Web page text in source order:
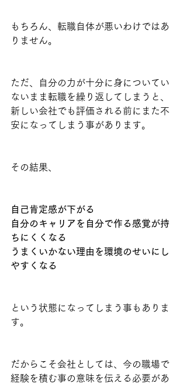
もちろん、転職自体が悪いわけではあ
りません。
ただ、自分の力が十分に身についてい
ないまま転職を繰り返してしまうと、
新しい会社でも評価される前にまた不
安になってしまう事があります。
その結果、
自己肯定感が下がる
自分のキャリアを自分で作る感覚が持
ちにくくなる
うまくいかない理由を環境のせいにし
やすくなる
という状態になってしまう事もありま
す。
だからこそ会社としては、今の職場で
経験を積む事の意味を伝える必要があ